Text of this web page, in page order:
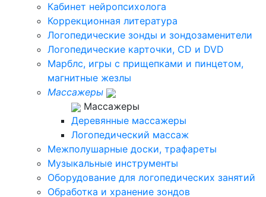
Кабинет нейропсихолога
Коррекционная литература
Логопедические зонды и зондозаменители
Логопедические карточки, CD и DVD
Марблс, игры с прищепками и пинцетом,
магнитные жезлы
Массажеры
Массажеры
Деревянные массажеры
Логопедический массаж
Межполушарные доски, трафареты
Музыкальные инструменты
Оборудование для логопедических занятий
Обработка и хранение зондов